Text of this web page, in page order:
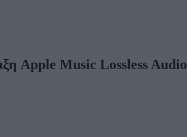
Apple Music Lossless Audio